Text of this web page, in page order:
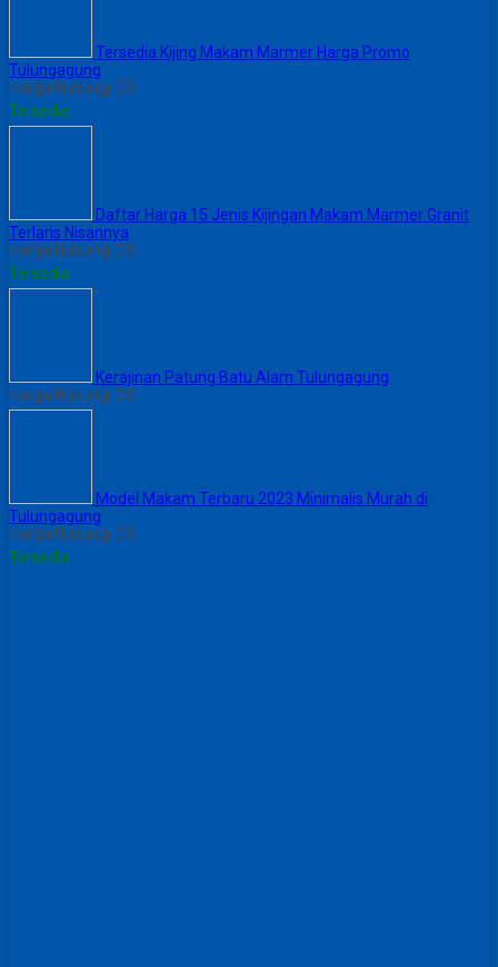
Tersedia Kijing Makam Marmer Harga Promo
Tulungagung
Harga Hubungi CS
Tersedia
Daftar Harga 15 Jenis Kijingan Makam Marmer Granit
Terlaris Nisannya
Harga Hubungi CS
Tersedia
Kerajinan Patung Batu Alam Tulungagung
Harga Hubungi CS
Model Makam Terbaru 2023 Minimalis Murah di
Tulungagung
Harga Hubungi CS
Tersedia